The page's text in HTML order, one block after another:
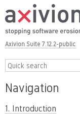
Axivion Suite 7.12.2-public
Navigation
1. Introduction